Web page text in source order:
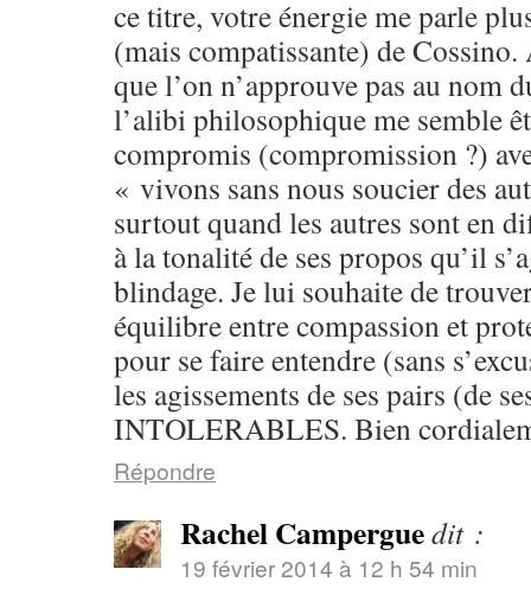
ce titre, votre énergie me parle
(mais compatissante) de Cossino.
que l’on n’approuve pas au nom
l’alibi philosophique me semble
compromis (compromission ?)
« vivons sans nous soucier des
surtout quand les autres sont en
à la tonalité de ses propos qu’il
blindage. Je lui souhaite de
équilibre entre compassion et
pour se faire entendre (sans
les agissements de ses pairs (de
INTOLERABLES. Bien
Répondre
Rachel Camperguedit :
19 février 2014 à 12 h 54 min